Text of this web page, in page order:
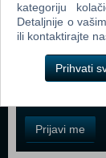
Vaš email
Field
One
Prijavi me
kategoriju
Detaljnije o
ili kontaktirajte
Prihvati